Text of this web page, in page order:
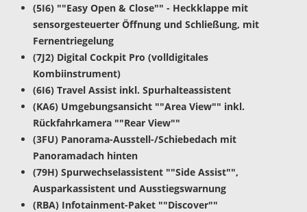
(5I6) ""Easy Open & Close"" - Heckklappe mit
sensorgesteuerter Öffnung und Schließung, mit
Fernentriegelung
(7J2) Digital Cockpit Pro (volldigitales
Kombiinstrument)
(6I6) Travel Assist inkl. Spurhalteassistent
(KA6) Umgebungsansicht ""Area View"" inkl.
Rückfahrkamera ""Rear View""
(3FU) Panorama-Ausstell-/Schiebedach mit
Panoramadach hinten
(79H) Spurwechselassistent ""Side Assist"",
Ausparkassistent und Ausstiegswarnung
(RBA) Infotainment-Paket ""Discover""